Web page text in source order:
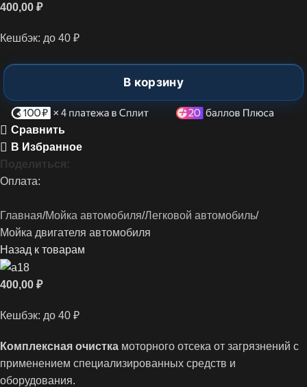
400,00 ₽
Кешбэк: до 40 ₽
В корзину
Сравнить
В Избранное
Поделиться:
Оплата:
Главная Мойка автомобиля Легковой автомобиль
Мойка двигателя автомобиля
Назад к товарам
400,00 ₽
Кешбэк: до 40 ₽
Комплексная очистка моторного отсека от загрязнений с
применением специализированных средств и
оборудования.